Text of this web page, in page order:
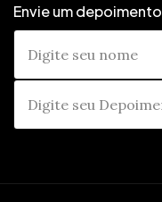
Envie um depoimento